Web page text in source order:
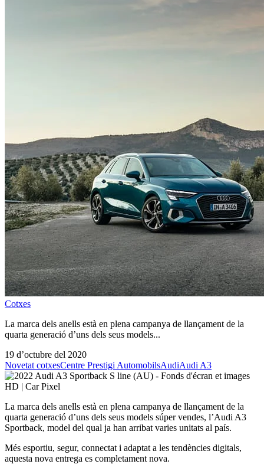
Cotxes
La marca dels anells està en plena campanya de llançament de la
quarta generació d’uns dels seus models...
19 d’octubre del 2020
Novetat cotxesCentre Prestigi AutomobilsAudiAudi A3
La marca dels anells està en plena campanya de llançament de la
quarta generació d’uns dels seus models súper vendes, l’Audi A3
Sportback, model del qual ja han arribat varies unitats al país.
Més esportiu, segur, connectat i adaptat a les tendències digitals,
aquesta nova entrega es completament nova.